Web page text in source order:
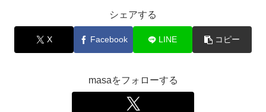
シェアする
X Facebook LINE コピー
masaをフォローする